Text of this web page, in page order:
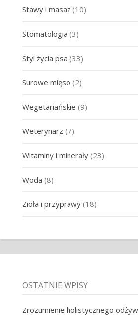
Stawy i masaż(10)
Stomatologia (3)
Styl życia psa (33)
Surowe mięso (2)
Wegetariańskie (9)
Weterynarz (7)
Witaminy i minerały(23)
Woda (8)
Zioła i przyprawy(18)
OSTATNIE WPISY
Zrozumienie holistycznego